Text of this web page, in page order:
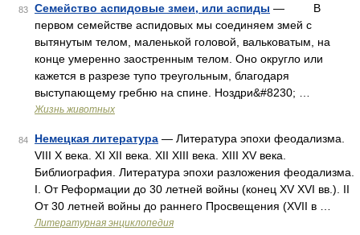
83 Семейство аспидовые змеи, или аспиды — В
первом семействе аспидовых мы соединяем змей с
вытянутым телом, маленькой головой, вальковатым, на
конце умеренно заостренным телом. Оно округло или
кажется в разрезе тупо треугольным, благодаря
выступающему гребню на спине. Ноздри&#8230; …
Жизнь животных
84 Немецкая литература — Литература эпохи феодализма.
VIII X века. XI XII века. XII XIII века. XIII XV века.
Библиография. Литература эпохи разложения феодализма.
I. От Реформации до 30 летней войны (конец XV XVI вв.). II
От 30 летней войны до раннего Просвещения (XVII в …
Литературная энциклопедия